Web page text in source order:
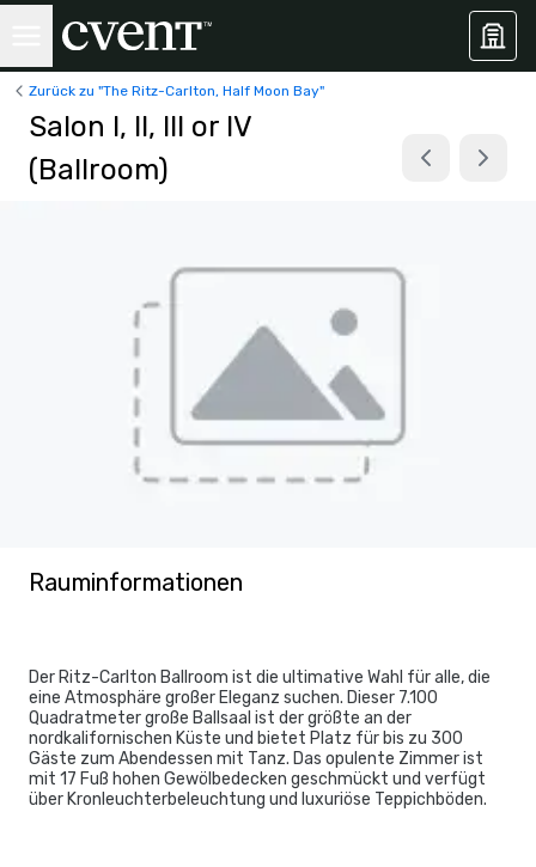
Zurück zu "The Ritz-Carlton, Half Moon Bay"
Salon I, II, III or IV
(Ballroom)
Rauminformationen
Der Ritz-Carlton Ballroom ist die ultimative Wahl für alle, die
eine Atmosphäre großer Eleganz suchen. Dieser 7.100
Quadratmeter große Ballsaal ist der größte an der
nordkalifornischen Küste und bietet Platz für bis zu 300
Gäste zum Abendessen mit Tanz. Das opulente Zimmer ist
mit 17 Fuß hohen Gewölbedecken geschmückt und verfügt
über Kronleuchterbeleuchtung und luxuriöse Teppichböden.